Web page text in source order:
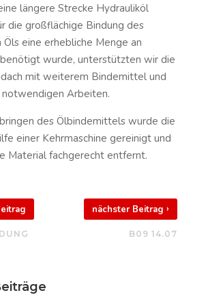
längere Strecke Hydrauliköl
die großflächige Bindung des
Öls eine erhebliche Menge an
wurde, unterstützten wir die
mit weiterem Bindemittel und
Arbeiten.
des Ölbindemittels wurde die
einer Kehrmaschine gereinigt und
Material fachgerecht entfernt.
nächster Beitrag›
B09 14.07